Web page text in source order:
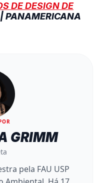
DE DESIGN DE
PANAMERICANA
GRIMM
pela FAU USP